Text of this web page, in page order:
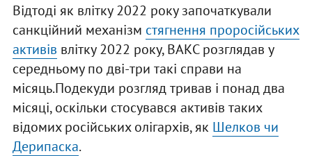
Відтоді як влітку 2022 року започаткували
санкційний механізм стягнення проросійських
активів влітку 2022 року, ВАКС розглядав у
середньому по дві-три такі справи на
місяць.Подекуди розгляд тривав і понад два
місяці, оскільки стосувався активів таких
відомих російських олігархів, як Шелков чи
Дерипаска.